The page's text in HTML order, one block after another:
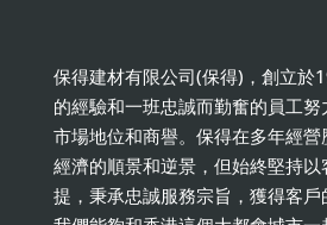
保得建材有限公司(保得)，創立於
的經驗和一班忠誠而勤奮的員工
市場地位和商譽。保得在多年經
經濟的順景和逆景，但始終堅持
提，秉承忠誠服務宗旨，獲得客